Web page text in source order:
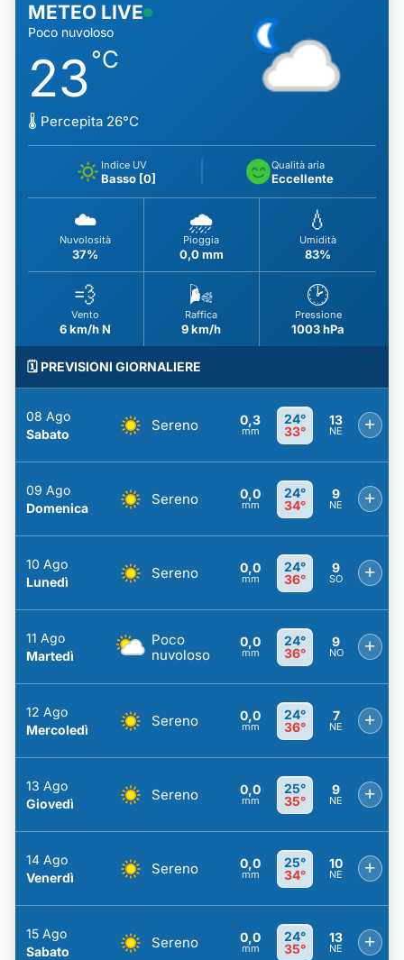
METEO LIVE
Poco nuvoloso
23°C
🌡️ Percepita 26°C
Indice UV
Basso [0]
Qualità aria
Eccellente
☁️
Nuvolosità
37%
🌧️
Pioggia
0,0 mm
💧
Umidità
83%
💨
Vento
6 km/h N
🌬️
Raffica
9 km/h
🕑
Pressione
1003 hPa
🗓️ PREVISIONI GIORNALIERE
08 Ago
Sabato
Sereno 0,3
mm
24°
33°
13
NE +
09 Ago
Domenica
Sereno 0,0
mm
24°
34°
9
NE +
10 Ago
Lunedì
Sereno 0,0
mm
24°
36°
9
SO +
11 Ago
Martedì
Poco
nuvoloso
0,0
mm
24°
36°
9
NO +
12 Ago
Mercoledì
Sereno 0,0
mm
24°
36°
7
NE +
13 Ago
Giovedì
Sereno 0,0
mm
25°
35°
9
NE +
14 Ago
Venerdì
Sereno 0,0
mm
25°
34°
10
NE +
15 Ago
Sabato
Sereno 0,0
mm
24°
35°
13
NE +